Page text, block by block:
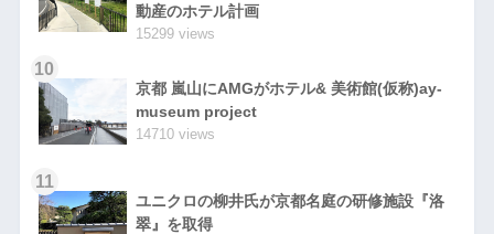
動産のホテル計画
15299 views
10
京都 嵐山にAMGがホテル& 美術館(仮称)ay-
museum project
14710 views
11
ユニクロの柳井氏が京都名庭の研修施設『洛
翠』を取得